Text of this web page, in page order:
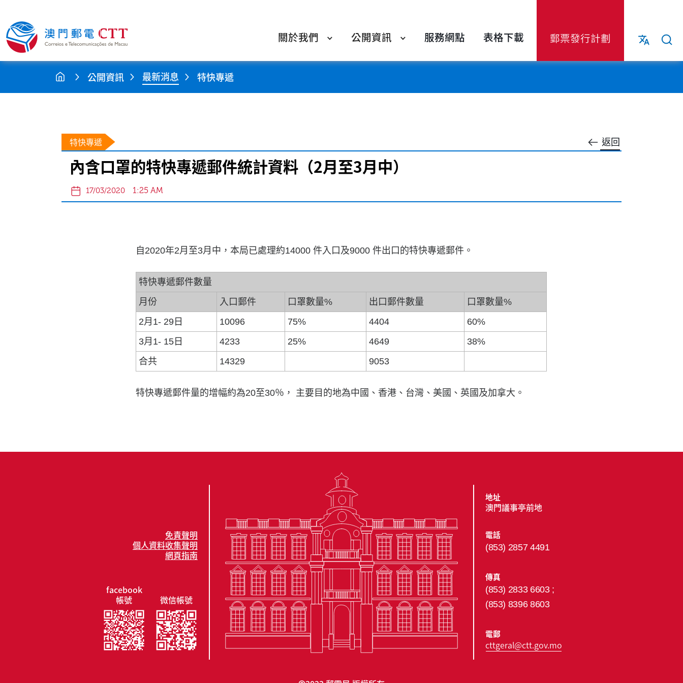
關於我們 公開資訊 服務網點 表格下載 郵票發行計劃
公開資訊 最新消息 特快專遞
返回
特快專遞
內含口罩的特快專遞郵件統計資料（2月至3月中）
17/03/2020 1:25 AM
自2020年2月至3月中，本局已處理約14000 件入口及9000 件出口的特快專遞郵件。
特快專遞郵件數量
月份
入口郵件 口罩數量% 出口郵件數量
口罩數量%
2月1- 29日
10096 75% 4404
60%
3月1- 15日
4233 25% 4649
38%
合共
14329 9053
特快專遞郵件量的增幅約為20至30％， 主要目的地為中國、香港、台灣、美國、英國及加拿大。
免責聲明
個人資料收集聲明
網頁指南
facebook
帳號
微信帳號
地址
澳門議事亭前地
電話
(853) 2857 4491
傳真
(853) 2833 6603 ;
(853) 8396 8603
電郵
cttgeral@ctt.gov.mo